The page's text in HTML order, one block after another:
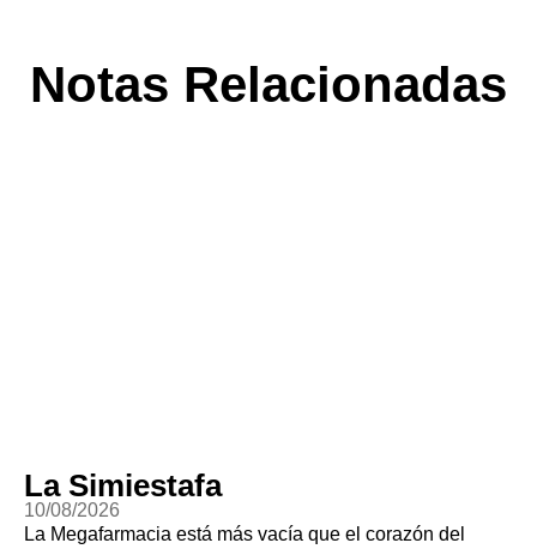
Notas Relacionadas
La Simiestafa
10/08/2026
La Megafarmacia está más vacía que el corazón del